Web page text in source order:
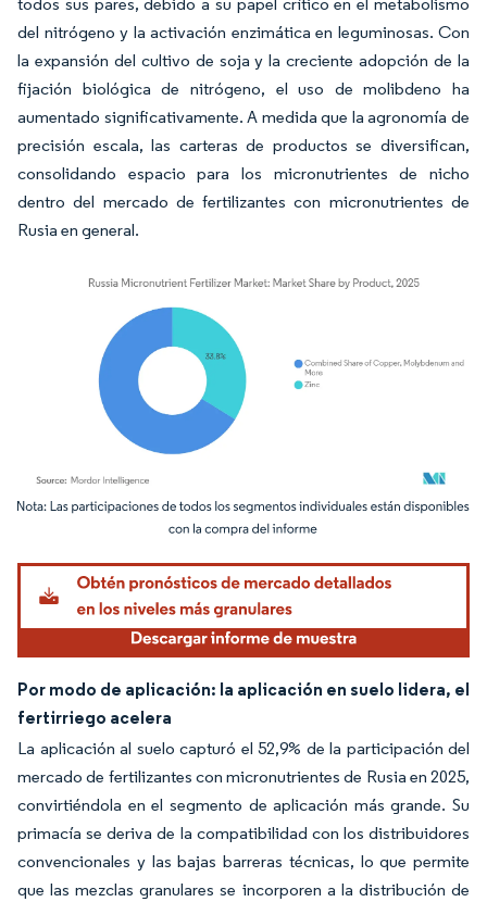
del nitrógeno y la activación enzimática en leguminosas. Con
la expansión del cultivo de soja y la creciente adopción de la
fijación biológica de nitrógeno, el uso de molibdeno ha
aumentado significativamente. A medida que la agronomía de
precisión escala, las carteras de productos se diversifican,
consolidando espacio para los micronutrientes de nicho
dentro del mercado de fertilizantes con micronutrientes de
Rusia en general.
Imagen © Mordor Intelligence. El uso requiere atribución según CC BY 4.0.
Por modo de aplicación: la aplicación en suelo lidera, el
fertirriego acelera
La aplicación al suelo capturó el 52,9% de la participación del
mercado de fertilizantes con micronutrientes de Rusia en 2025,
convirtiéndola en el segmento de aplicación más grande. Su
primacía se deriva de la compatibilidad con los distribuidores
convencionales y las bajas barreras técnicas, lo que permite
que las mezclas granulares se incorporen a la distribución de